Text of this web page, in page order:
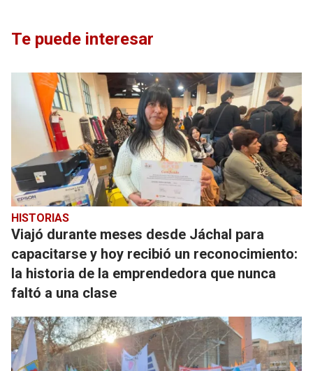
Te puede interesar
HISTORIAS
Viajó durante meses desde Jáchal para
capacitarse y hoy recibió un reconocimiento:
la historia de la emprendedora que nunca
faltó a una clase